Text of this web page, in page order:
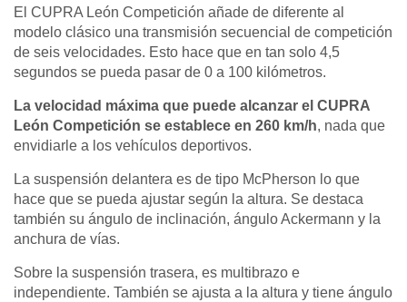
El CUPRA León Competición añade de diferente al
modelo clásico una transmisión secuencial de competición
de seis velocidades. Esto hace que en tan solo 4,5
segundos se pueda pasar de 0 a 100 kilómetros.
La velocidad máxima que puede alcanzar el CUPRA
León Competición se establece en 260 km/h, nada que
envidiarle a los vehículos deportivos.
La suspensión delantera es de tipo McPherson lo que
hace que se pueda ajustar según la altura. Se destaca
también su ángulo de inclinación, ángulo Ackermann y la
anchura de vías.
Sobre la suspensión trasera, es multibrazo e
independiente. También se ajusta a la altura y tiene ángulo